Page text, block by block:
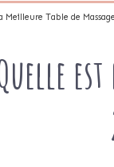
Meilleure Table de